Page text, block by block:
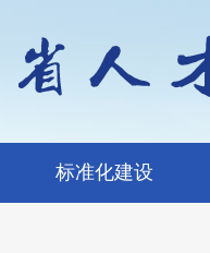
标准化建设